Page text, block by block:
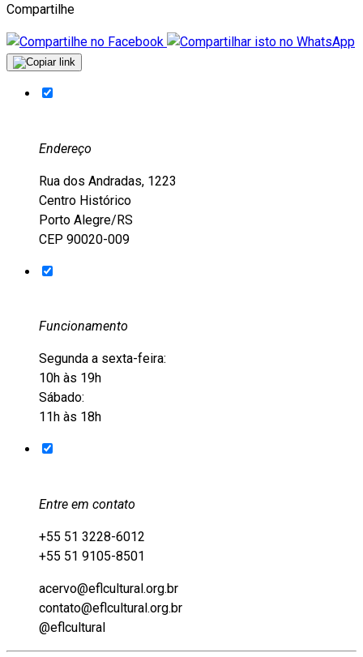
Compartilhe
Endereço
Rua dos Andradas, 1223
Centro Histórico
Porto Alegre/RS
CEP 90020-009
Funcionamento
Segunda a sexta-feira:
10h às 19h
Sábado:
11h às 18h
Entre em contato
+55 51 3228-6012
+55 51 9105-8501
acervo@eflcultural.org.br
contato@eflcultural.org.br
@eflcultural